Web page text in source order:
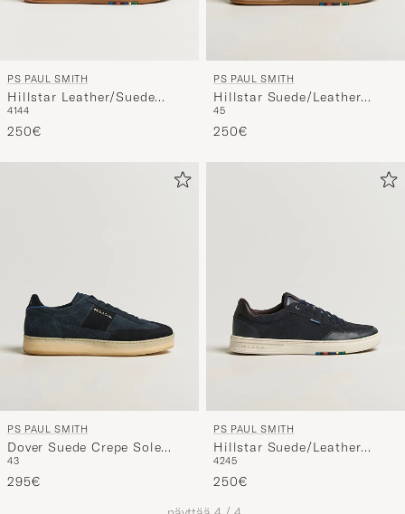
PS PAUL SMITH
Hillstar Leather/Suede
Sneaker White
4144
250€
PS PAUL SMITH
Hillstar Suede/Leather
Sneaker Dark Brown
45
250€
PS PAUL SMITH
Dover Suede Crepe Sole
Sneaker Navy
43
295€
PS PAUL SMITH
Hillstar Suede/Leather
Sneaker Navy
4245
250€